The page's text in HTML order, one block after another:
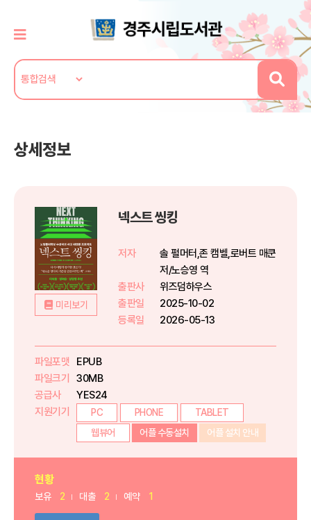
상세정보
미리보기
넥스트 씽킹
저자
솔 펄머터,존 캠벨,로버트 매쿤
저/노승영 역
출판사
위즈덤하우스
출판일
2025-10-02
등록일
2026-05-13
파일포맷
EPUB
파일크기
30MB
공급사
YES24
지원기기
PC PHONE
TABLET
웹뷰어
어플 수동설치 어플 설치 안내
현황
보유 2 대출 2 예약 1